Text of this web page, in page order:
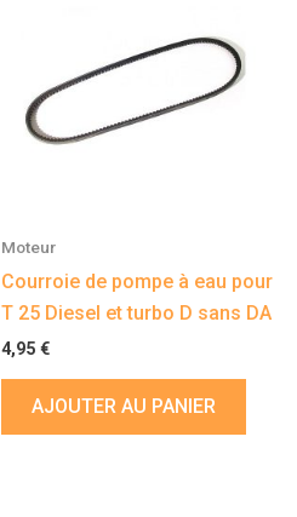
Moteur
Courroie de pompe à eau pour
T 25 Diesel et turbo D sans DA
4,95 €
AJOUTER AU PANIER